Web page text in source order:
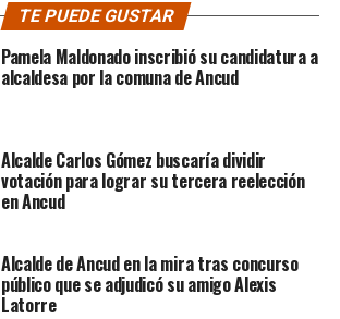
TE PUEDE GUSTAR
Pamela Maldonado inscribió su candidatura a
alcaldesa por la comuna de Ancud
Alcalde Carlos Gómez buscaría dividir
votación para lograr su tercera reelección
en Ancud
Alcalde de Ancud en la mira tras concurso
público que se adjudicó su amigo Alexis
Latorre